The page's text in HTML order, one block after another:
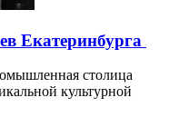
Екатеринбурга
столица
культурной